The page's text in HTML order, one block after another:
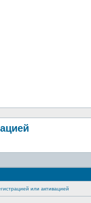
или активацией